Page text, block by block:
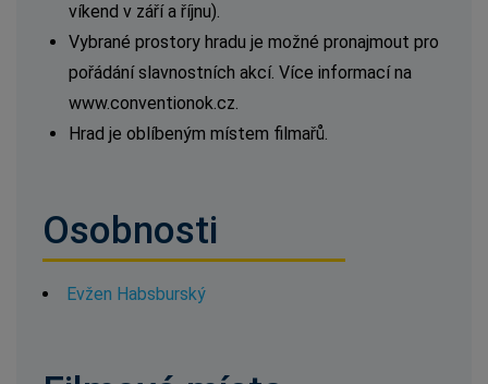
víkend v září a říjnu).
Vybrané prostory hradu je možné pronajmout pro
pořádání slavnostních akcí. Více informací na
www.conventionok.cz.
Hrad je oblíbeným místem filmařů.
Osobnosti
Evžen Habsburský